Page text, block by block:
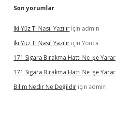
Son yorumlar
Iki Yüz Tl Nasıl Yazılır için admin
Iki Yüz Tl Nasıl Yazılır için Yonca
171 Sigara Bırakma Hattı Ne Işe Yarar
171 Sigara Bırakma Hattı Ne Işe Yarar
Bilim Nedir Ne Değildir için admin